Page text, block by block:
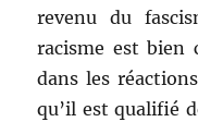
revenu du
racisme est bien
dans les
qu’il est qualifié